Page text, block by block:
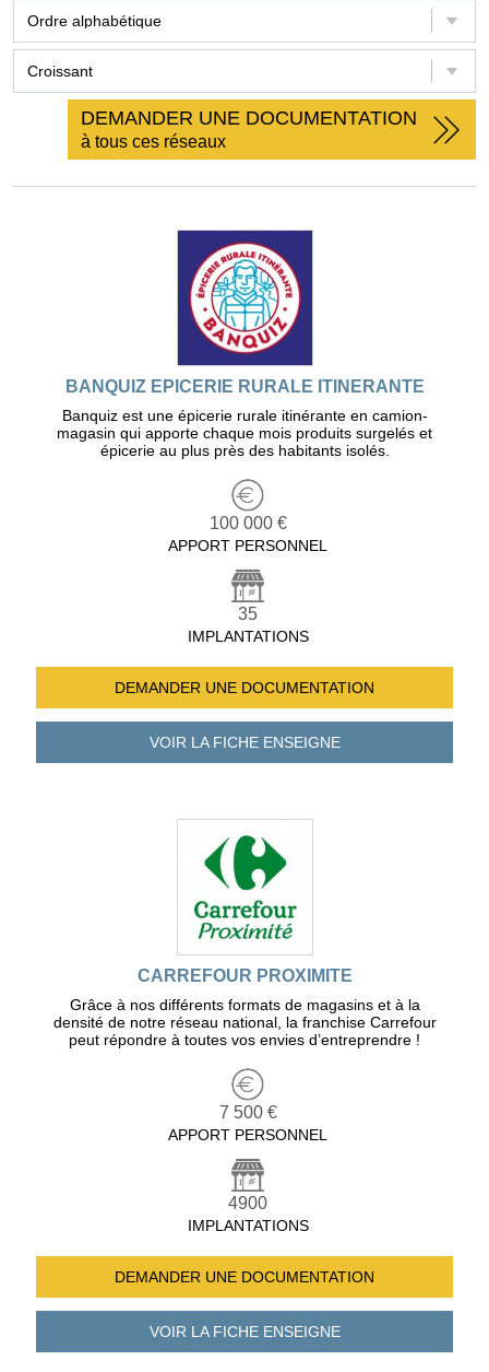
DEMANDER UNE DOCUMENTATION
à tous ces réseaux
BANQUIZ EPICERIE RURALE ITINERANTE
Banquiz est une épicerie rurale itinérante en camion-
magasin qui apporte chaque mois produits surgelés et
épicerie au plus près des habitants isolés.
100 000 €
APPORT PERSONNEL
35
IMPLANTATIONS
DEMANDER UNE DOCUMENTATION
VOIR LA FICHEENSEIGNE
CARREFOUR PROXIMITE
Grâce à nos différents formats de magasins et à la
densité de notre réseau national, la franchise Carrefour
peut répondre à toutes vos envies d’entreprendre !
7 500 €
APPORT PERSONNEL
4900
IMPLANTATIONS
DEMANDER UNE DOCUMENTATION
VOIR LA FICHEENSEIGNE